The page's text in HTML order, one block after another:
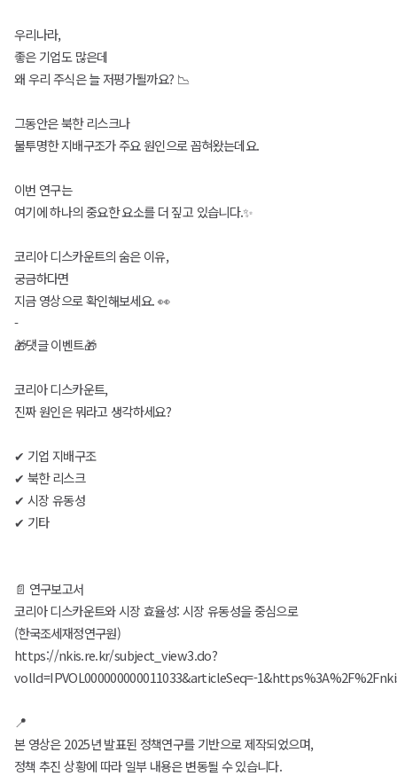
우리나라,
좋은 기업도 많은데
왜 우리 주식은 늘 저평가될까요? 📉
그동안은 북한 리스크나
불투명한 지배구조가 주요 원인으로 꼽혀왔는데요.
이번 연구는
여기에 하나의 중요한 요소를 더 짚고 있습니다.✨️
코리아 디스카운트의 숨은 이유,
궁금하다면
지금 영상으로 확인해보세요. 👀
-
🎁댓글 이벤트🎁
코리아 디스카운트,
진짜 원인은 뭐라고 생각하세요?
✔ 기업 지배구조
✔ 북한 리스크
✔ 시장 유동성
✔ 기타
📄 연구보고서
코리아 디스카운트와 시장 효율성: 시장 유동성을 중심으로
(한국조세재정연구원)
https://nkis.re.kr/subject_view3.do?
volId=IPVOL000000000011033&articleSeq=-
📍
본 영상은 2025년 발표된 정책연구를 기반으로 제작되었으며,
정책 추진 상황에 따라 일부 내용은 변동될 수 있습니다.